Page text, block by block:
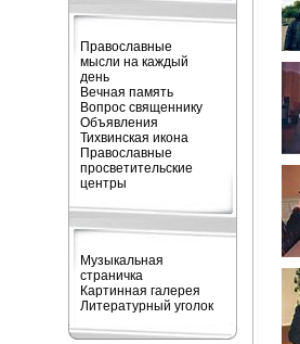
Православные
мысли на каждый
день
Вечная память
Вопрос священнику
Объявления
Тихвинская икона
Православные
просветительские
центры
Музыкальная
страничка
Картинная галерея
Литературный уголок